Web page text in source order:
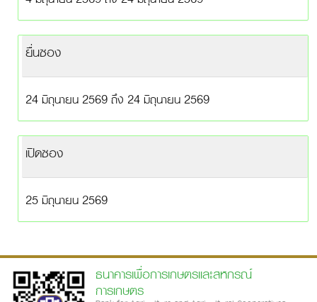
ยื่นซอง
24 มิถุนายน 2569 ถึง 24 มิถุนายน 2569
เปิดซอง
25 มิถุนายน 2569
ธนาคารเพื่อการเกษตรและสหกรณ์
การเกษตร